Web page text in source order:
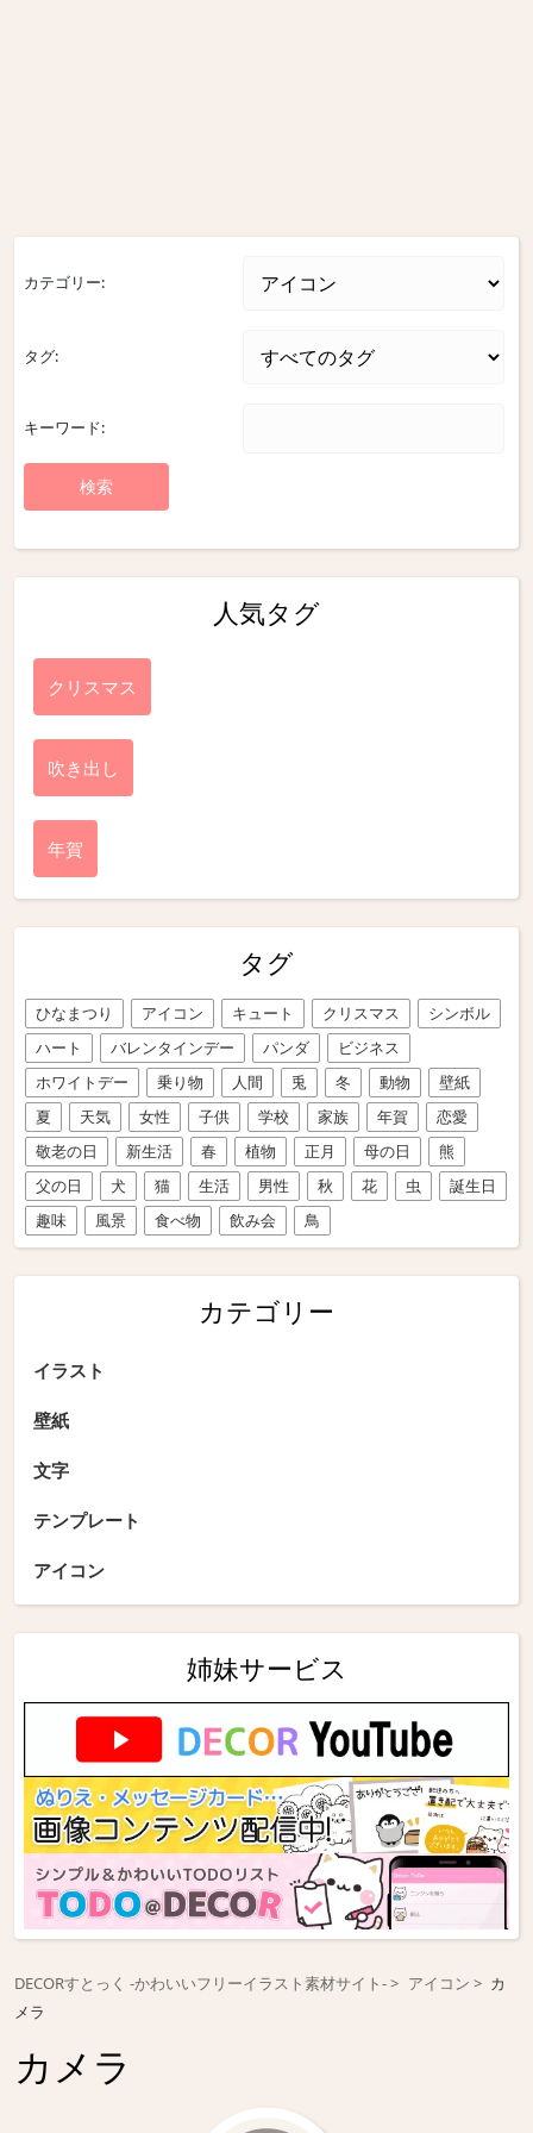
カテゴリー:
タグ:
キーワード:
人気タグ
クリスマス
吹き出し
年賀
タグ
ひなまつり アイコン キュート クリスマス
シンボル
ハート
バレンタインデー パンダ
ビジネス
ホワイトデー
乗り物 人間 兎 冬 動物
壁紙
夏
天気 女性 子供 学校 家族 年賀
恋愛
敬老の日
新生活 春 植物 正月 母の日
熊
父の日
犬 猫 生活 男性 秋 花 虫
誕生日
趣味
風景 食べ物 飲み会 鳥
カテゴリー
イラスト
壁紙
文字
テンプレート
アイコン
姉妹サービス
DECORすとっく -かわいいフリーイラスト素材サイト- アイコン
カ
メラ
カメラ